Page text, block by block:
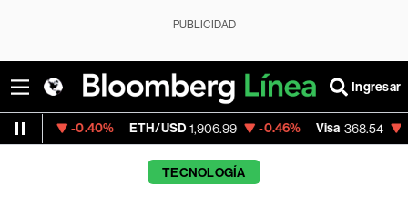
PUBLICIDAD
Ingresar
ETH/USD 1,906.99 -0.46% Visa 368.54 -0.28%
TECNOLOGÍA